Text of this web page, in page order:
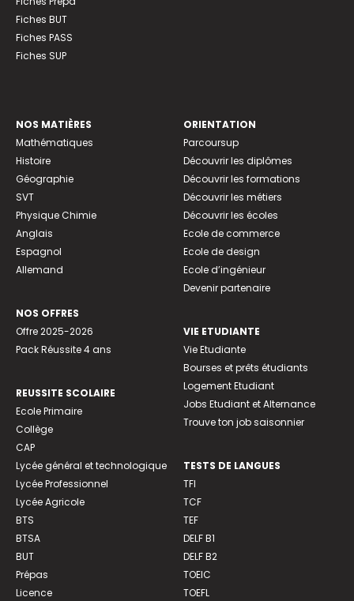
Fiches BUT
Fiches PASS
Fiches SUP
NOS MATIÈRES
Mathématiques
Histoire
Géographie
SVT
Physique Chimie
Anglais
Espagnol
Allemand
NOS OFFRES
Offre 2025-2026
Pack Réussite 4 ans
REUSSITE SCOLAIRE
Ecole Primaire
Collège
CAP
Lycée général et technologique
Lycée Professionnel
Lycée Agricole
BTS
BTSA
BUT
Prépas
Licence
ORIENTATION
Parcoursup
Découvrir les diplômes
Découvrir les formations
Découvrir les métiers
Découvrir les écoles
Ecole de commerce
Ecole de design
Ecole d’ingénieur
Devenir partenaire
VIE ETUDIANTE
Vie Etudiante
Bourses et prêts étudiants
Logement Etudiant
Jobs Etudiant et Alternance
Trouve ton job saisonnier
TESTS DE LANGUES
TFI
TCF
TEF
DELF B1
DELF B2
TOEIC
TOEFL